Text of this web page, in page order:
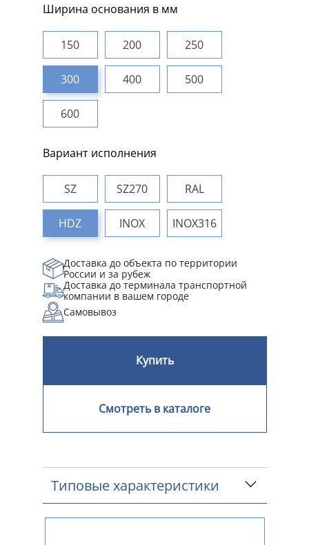
Ширина основания в мм
150 200 250
300 400 500
600
Вариант исполнения
SZ SZ270 RAL
HDZ INOX INOX316
Доставка до объекта по территории
России и за рубеж
Доставка до терминала транспортной
компании в вашем городе
Самовывоз
Купить
Смотреть в каталоге
Типовые характеристики